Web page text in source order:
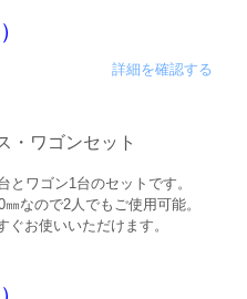
詳細を確認する
・ワゴンセット
とワゴン1台のセットです。
なので2人でもご使用可能。
お使いいただけます。